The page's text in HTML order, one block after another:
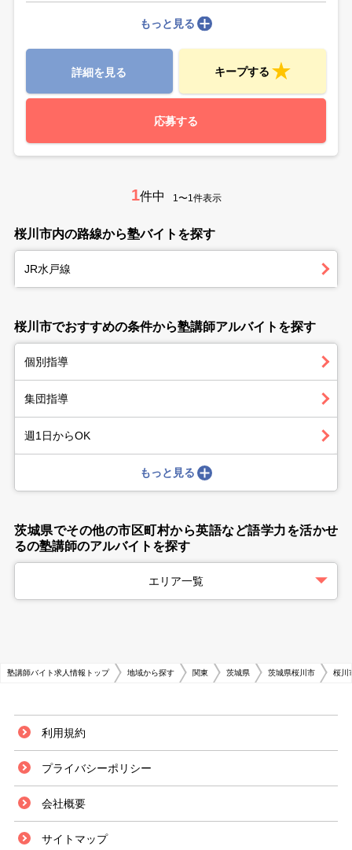
もっと見る
詳細を見る キープする
応募する
1件中 1〜1件表示
桜川市内の路線から塾バイトを探す
JR水戸線
桜川市でおすすめの条件から塾講師アルバイトを探す
個別指導
集団指導
週1日からOK
もっと見る
茨城県でその他の市区町村から英語など語学力を活かせ
るの塾講師のアルバイトを探す
エリア一覧
塾講師バイト求人情報トップ 地域から探す 関東 茨城県 茨城県桜川市 桜川
利用規約
プライバシーポリシー
会社概要
サイトマップ